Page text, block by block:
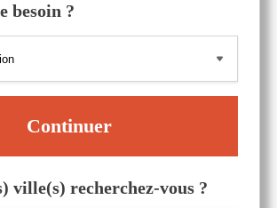
besoin ?
Continuer
ville(s) recherchez-vous ?